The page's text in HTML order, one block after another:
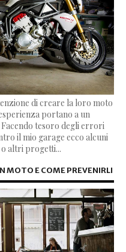
di creare la loro moto
portano a un
tesoro degli errori
il mio garage ecco alcuni
altri progetti...
MOTO E COME PREVENIRLI